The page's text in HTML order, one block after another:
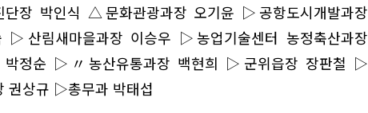
장 박인식 △문화관광과장 오기윤 ▷공항도시개발과장
산림새마을과장 이승우 ▷농업기술센터 농정축산과장
정순 ▷〃농산유통과장 백현희 ▷군위읍장 장판철 ▷
권상규 ▷총무과 박태섭